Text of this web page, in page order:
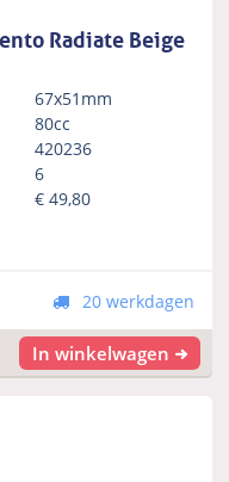
Radiate Beige
67x51mm
80cc
420236
6
€49,80
20 werkdagen
In winkelwagen